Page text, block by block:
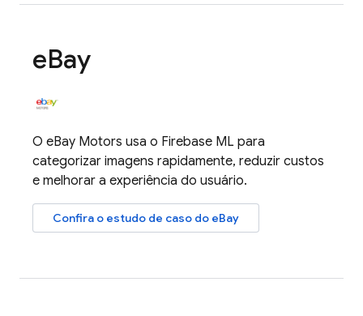
eBay
O eBay Motors usa o Firebase ML para
categorizar imagens rapidamente, reduzir custos
e melhorar a experiência do usuário.
Confira o estudo de caso do eBay